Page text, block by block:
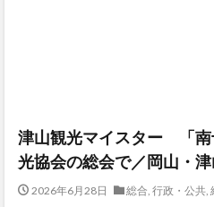
津山観光マイスター 「
光協会の総会で／岡山・
2026年6月28日 総合 行政・公共